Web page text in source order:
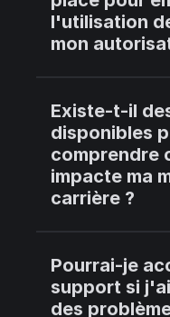
l'utilisation
mon
Existe-t-il
disponibles
comprendre
impacte ma
carrière ?
Pourrai-je
support si
des